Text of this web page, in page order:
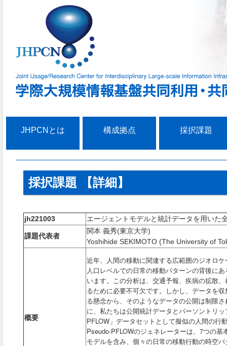
JHPCNとは 構成拠点 採択課題
採択課題 【詳細】
jh221003 エージェントモデルと統計データを用いた
課題代表者
関本 義秀(東京大学)
Yoshihide SEKIMOTO (The University of
概要
近年、人間の移動に関連する広範囲のジオロ
人口レベルでの日常の移動パターンの背後に
います。
この分析は、交通予報、疾病の拡散
るために必要不可欠です。しかし、データを
る懸念から、そのようなデータの公開は制限
に、私たちは公開統計データとパーソントリ
PFLOW 」データセットとして擬似の人間の行
Pseudo-PFLOWのジェネレーターは、 7つの基
モデルを含み、個々の日常の移動行動の時空